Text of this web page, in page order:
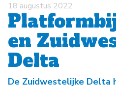
18 augustus 2022
en
Delta
De Zuidwestelijke Delta